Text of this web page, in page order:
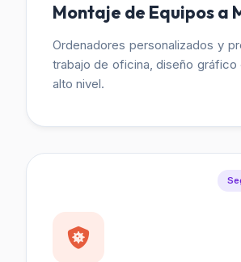
Montaje de Equipos a
Ordenadores personalizados y
trabajo de oficina, diseño gráfico
alto nivel.